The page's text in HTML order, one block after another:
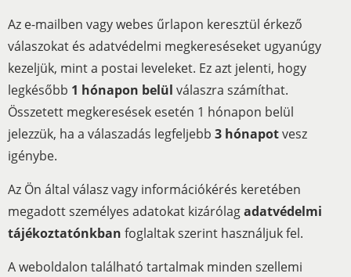
Az e-mailben vagy webes űrlapon keresztül érkező
válaszokat és adatvédelmi megkereséseket ugyanúgy
kezeljük, mint a postai leveleket. Ez azt jelenti, hogy
legkésőbb 1 hónapon belül válaszra számíthat.
Összetett megkeresések esetén 1 hónapon belül
jelezzük, ha a válaszadás legfeljebb 3 hónapotvesz
igénybe.
Az Ön által válasz vagy információkérés keretében
megadott személyes adatokat kizárólagadatvédelmi
tájékoztatónkban foglaltak szerint használjuk fel.
A weboldalon található tartalmak minden szellemi